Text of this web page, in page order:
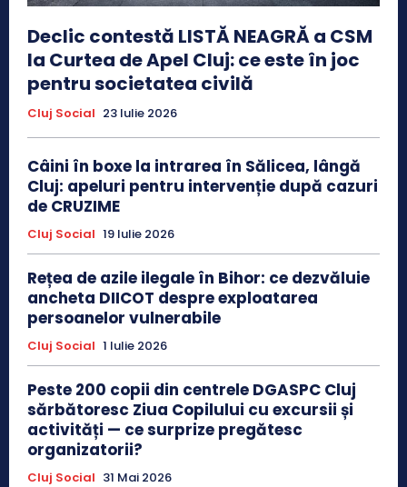
Declic contestă LISTĂ NEAGRĂ a CSM
la Curtea de Apel Cluj: ce este în joc
pentru societatea civilă
Cluj Social 23 Iulie 2026
Câini în boxe la intrarea în Sălicea, lângă
Cluj: apeluri pentru intervenție după cazuri
de CRUZIME
Cluj Social 19 Iulie 2026
Rețea de azile ilegale în Bihor: ce dezvăluie
ancheta DIICOT despre exploatarea
persoanelor vulnerabile
Cluj Social 1 Iulie 2026
Peste 200 copii din centrele DGASPC Cluj
sărbătoresc Ziua Copilului cu excursii și
activități — ce surprize pregătesc
organizatorii?
Cluj Social 31 Mai 2026